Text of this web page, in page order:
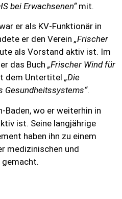
bei Erwachsenen“mit.
er als KV-Funktionär in
er den Verein „Frischer
als Vorstand aktiv ist. Im
das Buch „Frischer Wind für
dem Untertitel „Die
Gesundheitssystems“.
Baden, wo er weiterhin in
ist. Seine langjährige
haben ihn zu einem
medizinischen und